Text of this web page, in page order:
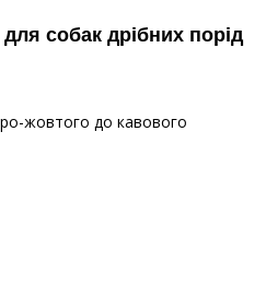
собак дрібних порід
жовтого до кавового